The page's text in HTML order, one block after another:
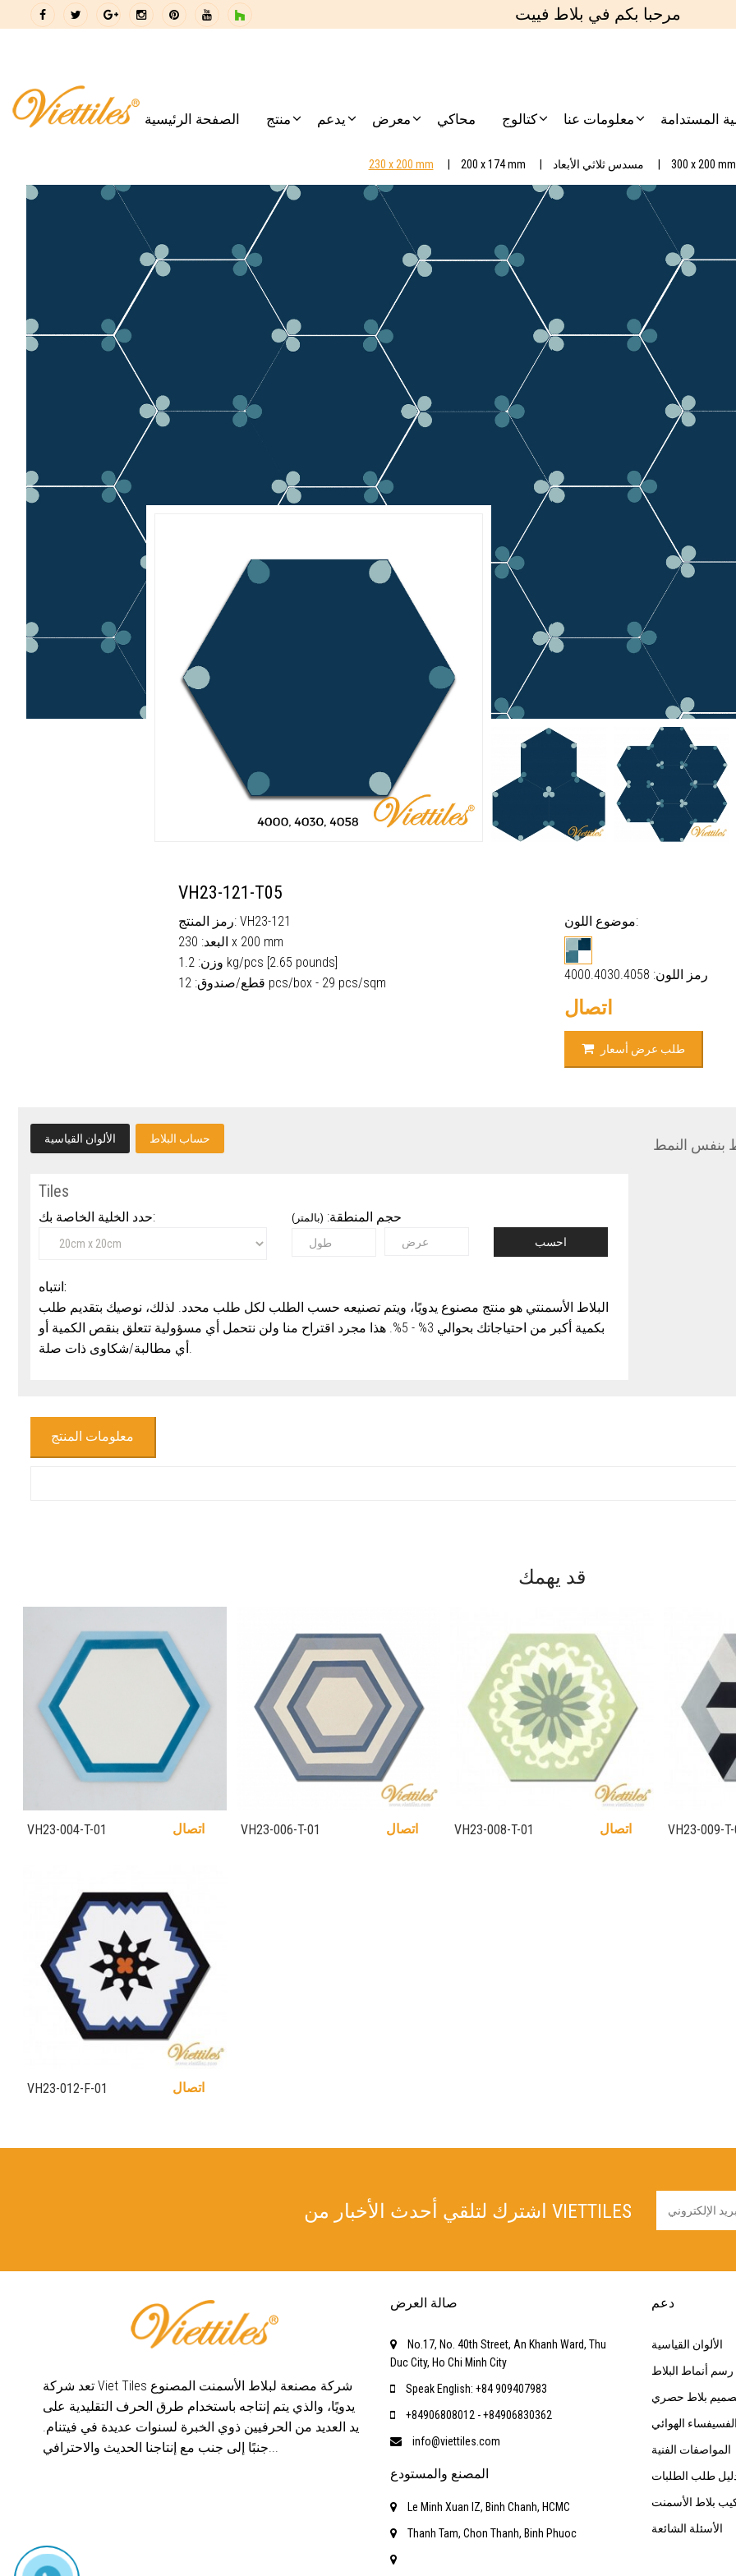
مرحبا بكم في بلاط فييت
الصفحة الرئيسية منتج يدعم معرض محاكي كتالوج معلومات عنا المستدامة
230 x 200 mm 200 x 174 mm مسدس ثلاثي الأبعاد 300 x 200 mm
VH23-121-T05
رمز المنتج: VH23-121
البعد: 230 x 200 mm
وزن: 1.2 kg/pcs [2.65 pounds]
قطع/صندوق: 12 pcs/box - 29 pcs/sqm
موضوع اللون:
رمز اللون: 4000.4030.4058
اتصال
طلب عرض أسعار
الألوان القياسية حساب البلاط
Tiles
حدد الخلية الخاصة بك: حجم المنطقة: (بالمتر)
احسب
انتباه:
البلاط الأسمنتي هو منتج مصنوع يدويًا، ويتم تصنيعه حسب الطلب لكل طلب محدد. لذلك، نوصيك بتقديم طلب
بكمية أكبر من احتياجاتك بحوالي 3% - 5%. هذا مجرد اقتراح منا ولن نتحمل أي مسؤولية تتعلق بنقص الكمية أو
أي مطالبة/شكاوى ذات صلة.
بنفس النمط
معلومات المنتج
قد يهمك
اتصال VH23-004-T-01 اتصال VH23-006-T-01 اتصال VH23-008-T-01 VH23-009-
اتصال VH23-012-F-01
اشترك لتلقي أحدث الأخبار من VIETTILES
تعد شركة Viet Tiles شركة مصنعة لبلاط الأسمنت المصنوع
يدويًا، والذي يتم إنتاجه باستخدام طرق الحرف التقليدية على
يد العديد من الحرفيين ذوي الخبرة لسنوات عديدة في فيتنام.
جنبًا إلى جنب مع إنتاجنا الحديث والاحترافي...
صالة العرض
No.17, No. 40th Street, An Khanh Ward, Thu
Duc City, Ho Chi Minh City
Speak English: +84 909407983
+84906808012 - +84906830362
info@viettiles.com
المصنع والمستودع
Le Minh Xuan IZ, Binh Chanh, HCMC
Thanh Tam, Chon Thanh, Binh Phuoc
دعم
الألوان القياسية
رسم أنماط البلاط
بلاط حصري
الهوائي
المواصفات الفنية
طلب الطلبات
بلاط الأسمنت
الأسئلة الشائعة